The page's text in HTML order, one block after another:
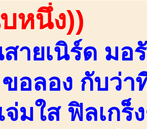
หนึ่ง))
สายเนิร์ด ม
ขอลอง กับว่
มใส ฟิลเกร็